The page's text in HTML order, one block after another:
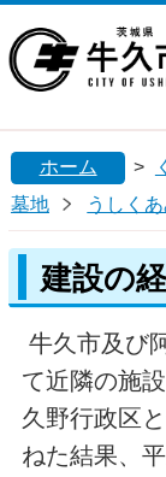
閉じる
ホーム >
墓地
うしく
建設の
牛久市及び
て近隣の施
久野行政区
ねた結果、